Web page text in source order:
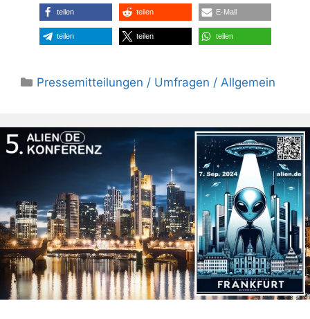
teilen teilen E-Mail
teilen teilen teilen
Kategorien
Pressemitteilungen / Umfragen / Allgemein